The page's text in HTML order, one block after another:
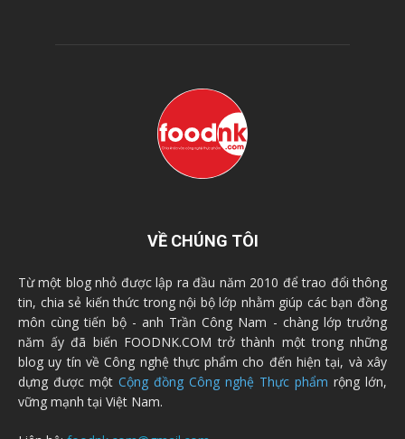
VỀ CHÚNG TÔI
Từ một blog nhỏ được lập ra đầu năm 2010 để trao đổi thông
tin, chia sẻ kiến thức trong nội bộ lớp nhằm giúp các bạn đồng
môn cùng tiến bộ - anh Trần Công Nam - chàng lớp trưởng
năm ấy đã biến FOODNK.COM trở thành một trong những
blog uy tín về Công nghệ thực phẩm cho đến hiện tại, và xây
dựng được một Cộng đồng Công nghệ Thực phẩm rộng lớn,
vững mạnh tại Việt Nam.